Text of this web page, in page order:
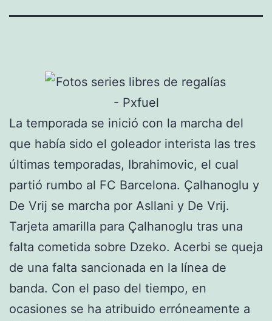
La temporada se inició con la marcha del
que había sido el goleador interista las tres
últimas temporadas, Ibrahimovic, el cual
partió rumbo al FC Barcelona. Çalhanoglu y
De Vrij se marcha por Asllani y De Vrij.
Tarjeta amarilla para Çalhanoglu tras una
falta cometida sobre Dzeko. Acerbi se queja
de una falta sancionada en la línea de
banda. Con el paso del tiempo, en
ocasiones se ha atribuido erróneamente a